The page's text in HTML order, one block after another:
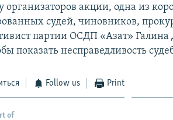
организаторов акции, одна из
судей, чиновников,
партии ОСДП «Азат» Галина
показать несправедливость
Follow us Print
of